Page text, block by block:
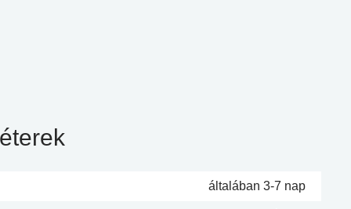
általában 3-7 nap